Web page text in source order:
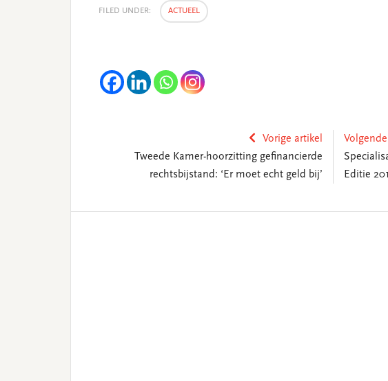
FILED UNDER: ACTUEEL
Vorige artikel
Tweede Kamer-hoorzitting gefinancierde
rechtsbijstand: ‘Er moet echt geld bij’
Volgende
Editie